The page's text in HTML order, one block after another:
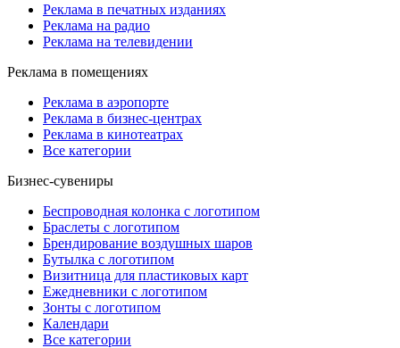
Реклама в печатных изданиях
Реклама на радио
Реклама на телевидении
Реклама в помещениях
Реклама в аэропорте
Реклама в бизнес-центрах
Реклама в кинотеатрах
Все категории
Бизнес-сувениры
Беспроводная колонка с логотипом
Браслеты с логотипом
Брендирование воздушных шаров
Бутылка с логотипом
Визитница для пластиковых карт
Ежедневники с логотипом
Зонты с логотипом
Календари
Все категории